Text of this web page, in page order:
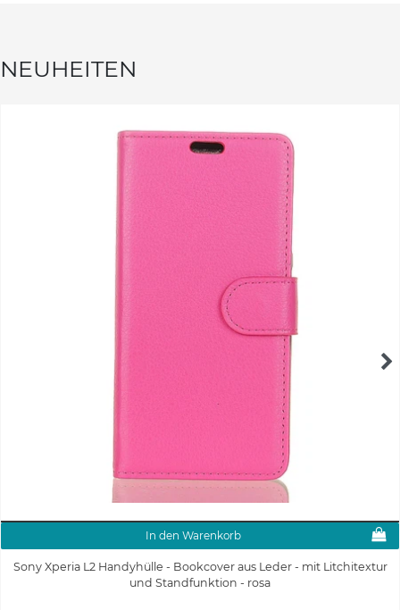
NEUHEITEN
In den Warenkorb
Sony Xperia L2 Handyhülle - Bookcover aus Leder - mit Litchitextur
und Standfunktion - rosa